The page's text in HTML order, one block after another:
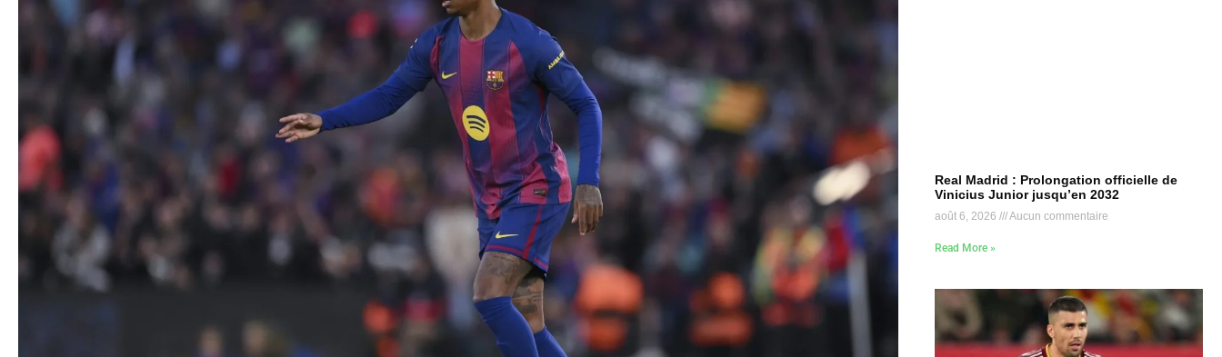
Real Madrid : Prolongation officielle de
Vinicius Junior jusqu’en 2032
août 6, 2026 Aucun commentaire
Read More »